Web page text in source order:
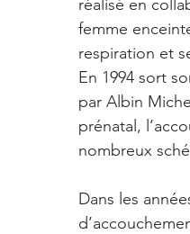
réalisé en
femme
respiration et
En 1994 sort
par Albin
prénatal,
nombreux
Dans les